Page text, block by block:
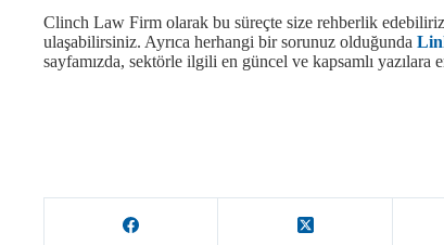
Clinch Law Firm olarak bu süreçte size rehberlik
ulaşabilirsiniz. Ayrıca herhangi bir sorunuz olduğunda
sayfamızda, sektörle ilgili en güncel ve kapsamlı yazılara